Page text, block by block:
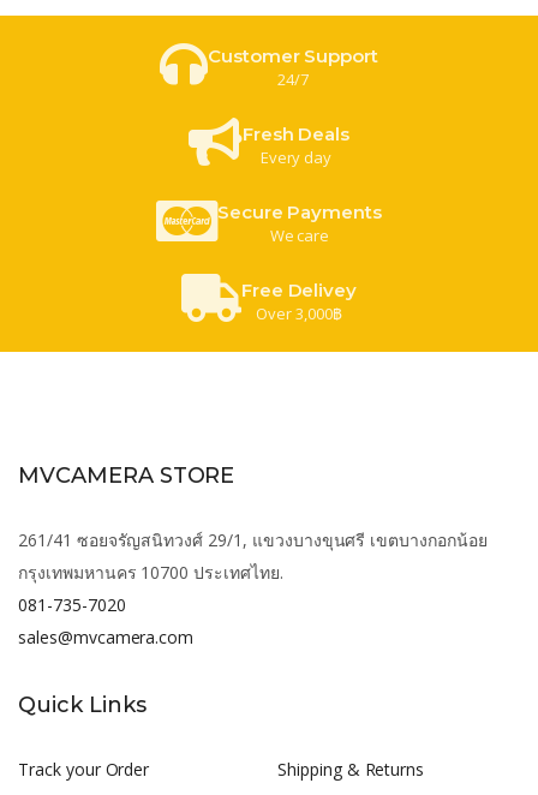
Customer Support
24/7
Fresh Deals
Every day
Secure Payments
We care
Free Delivey
Over 3,000฿
MVCAMERA STORE
261/41 ซอยจรัญสนิทวงศ์ 29/1, แขวงบางขุนศรี เขตบางกอกน้อย
กรุงเทพมหานคร 10700 ประเทศไทย.
081-735-7020
sales@mvcamera.com
Quick Links
Track your Order
Shipping & Returns